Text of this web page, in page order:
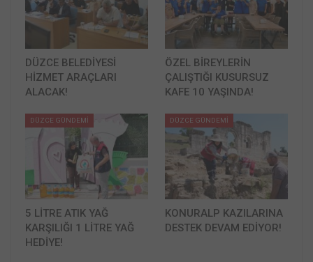
DÜZCE BELEDİYESİ
HİZMET ARAÇLARI
ALACAK!
ÖZEL BİREYLERİN
ÇALIŞTIĞI KUSURSUZ
KAFE 10 YAŞINDA!
DÜZCE GÜNDEMİ
5 LİTRE ATIK YAĞ
KARŞILIĞI 1 LİTRE YAĞ
HEDİYE!
DÜZCE GÜNDEMİ
KONURALP KAZILARINA
DESTEK DEVAM EDİYOR!